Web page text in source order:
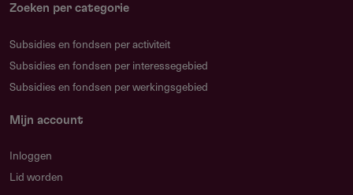
Zoeken per categorie
Subsidies en fondsen per activiteit
Subsidies en fondsen per interessegebied
Subsidies en fondsen per werkingsgebied
Mijn account
Inloggen
Lid worden